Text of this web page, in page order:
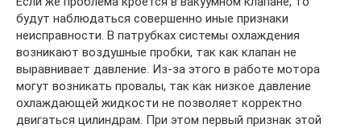
будут наблюдаться совершенно иные признаки
неисправности. В патрубках системы охлаждения
возникают воздушные пробки, так как клапан не
выравнивает давление. Из-за этого в работе мотора
могут возникать провалы, так как низкое давление
охлаждающей жидкости не позволяет корректно
двигаться цилиндрам. При этом первый признак этой